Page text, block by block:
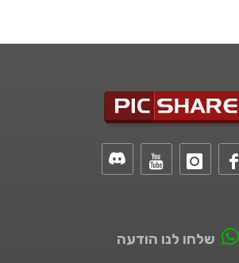
שלחו לנו הודעה